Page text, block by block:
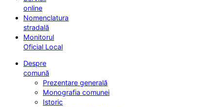
online
Nomenclatura
stradală
Monitorul
Oficial Local
Despre
comună
Prezentare generală
Monografia comunei
Istoric